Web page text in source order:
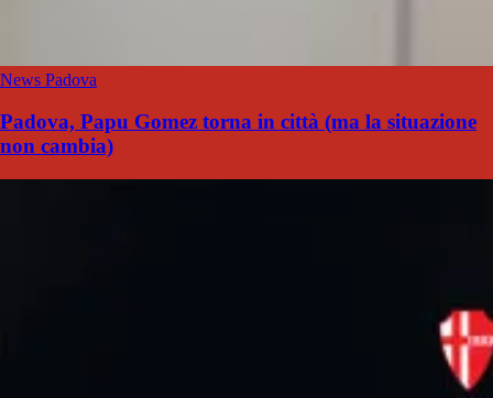
News Padova
Padova, Papu Gomez torna in città (ma la situazione
non cambia)